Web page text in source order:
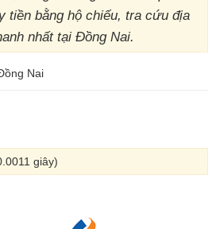
tiền bằng hộ chiếu, tra cứu địa
nhất tại Đồng Nai.
Nai
giây)